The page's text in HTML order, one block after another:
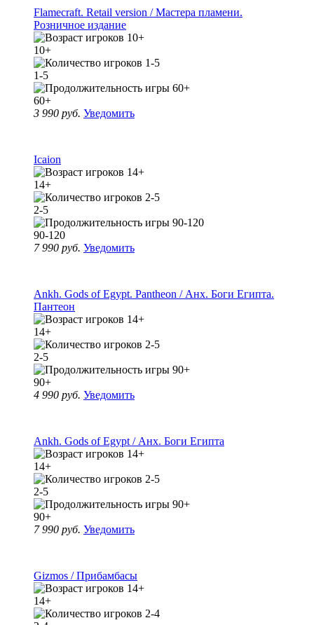
Flamecraft. Retail version / Мастера пламени.
Розничное издание
10+
1-5
60+
3 990 руб. Уведомить
Icaion
14+
2-5
90-120
7 990 руб. Уведомить
Ankh. Gods of Egypt. Pantheon / Анх. Боги Египта.
Пантеон
14+
2-5
90+
4 990 руб. Уведомить
Ankh. Gods of Egypt / Анх. Боги Египта
14+
2-5
90+
7 990 руб. Уведомить
Gizmos / Прибамбасы
14+